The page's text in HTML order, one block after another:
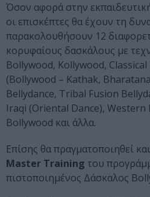
Όσον αφορά στην
οι επισκέπτες θα έχουν τη
παρακολουθήσουν 12
κορυφαίους δασκάλους με
Bollywood, Kollywood,
(Bollywood – Kathak,
Bellydance, Tribal Fusion
Iraqi (Oriental Dance),
Bollywood και άλλα.
Επίσης θα πραγματοποιηθεί και
Master Training του
πιστοποιημένος Δάσκαλος